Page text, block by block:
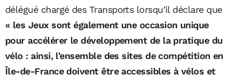
délégué chargé des Transports lorsqu’il déclare que
« les Jeux sont également une occasion unique
pour accélérer le développement de la pratique du
vélo : ainsi, l’ensemble des sites de compétition en
Île-de-France doivent être accessibles à vélos et